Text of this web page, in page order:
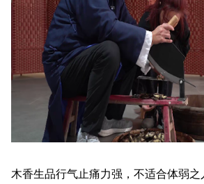
木香生品行气止痛力强，不适合体弱